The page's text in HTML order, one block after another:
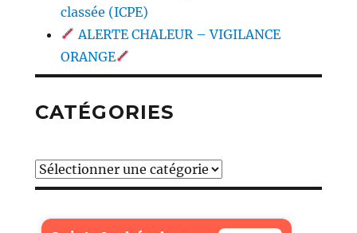
classée (ICPE)
ALERTE CHALEUR – VIGILANCE
ORANGE
CATÉGORIES
Catégories